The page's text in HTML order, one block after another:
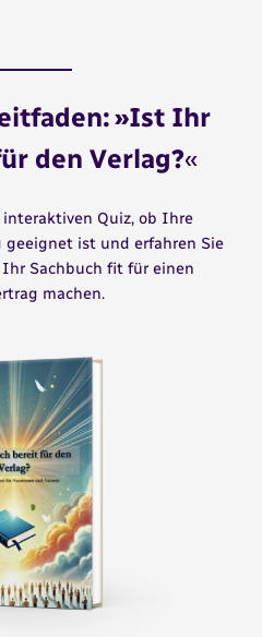
»Ist Ihr
den Verlag?«
Quiz, ob Ihre
geeignet ist und erfahren Sie
Sachbuch fit für einen
machen.